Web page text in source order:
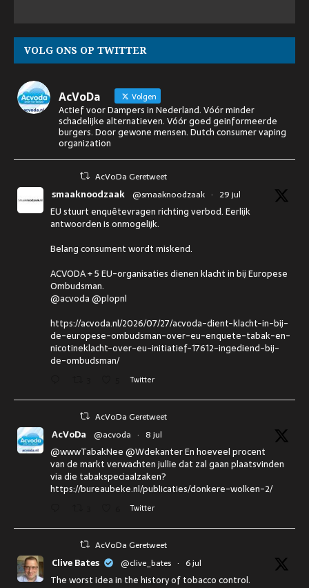
VOLG ONS OP TWITTER
AcVoDa Volgen
Actief voor Dampers in Nederland. Vóór minder
schadelijke alternatieven. Vóór goed geinformeerde
burgers. Door gewone mensen. Dutch consumer vaping
organization
AcVoDa Geretweet
smaaknoodzaak @smaaknoodzaak · 29 jul
EU stuurt enquêtevragen richting verbod. Eerlijk
antwoorden is onmogelijk.
Belang consument wordt miskend.
ACVODA + 5 EU-organisaties dienen klacht in bij Europese
Ombudsman.
@acvoda @plopnl
https://acvoda.nl/2026/07/27/acvoda-dient-klacht-in-bij-
de-europese-ombudsman-over-eu-enquete-tabak-en-
nicotineklacht-over-eu-initiatief-17612-ingediend-bij-
de-ombudsman/
Twitter
AcVoDa Geretweet
AcVoDa @acvoda · 8 jul
@wwwTabakNee @Wdekanter En hoeveel procent
van de markt verwachten jullie dat zal gaan plaatsvinden
via die tabakspeciaalzaken?
https://bureaubeke.nl/publicaties/donkere-wolken-2/
Twitter
AcVoDa Geretweet
Clive Bates @clive_bates · 6 jul
The worst idea in the history of tobacco control.